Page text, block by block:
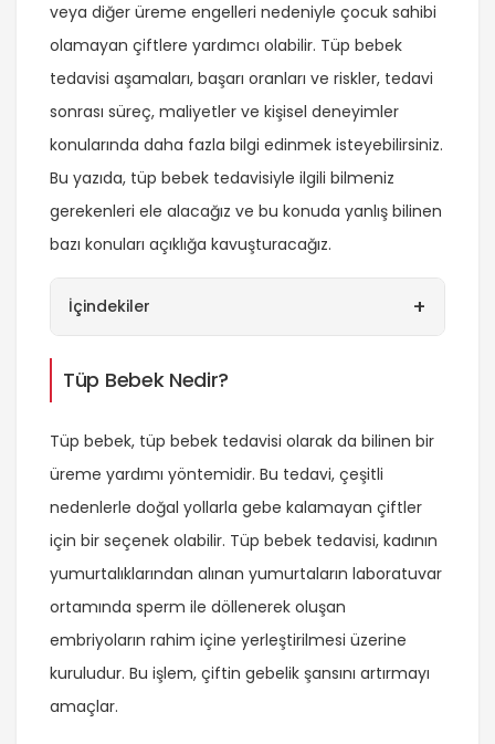
veya diğer üreme engelleri nedeniyle çocuk sahibi
olamayan çiftlere yardımcı olabilir. Tüp bebek
tedavisi aşamaları, başarı oranları ve riskler, tedavi
sonrası süreç, maliyetler ve kişisel deneyimler
konularında daha fazla bilgi edinmek isteyebilirsiniz.
Bu yazıda, tüp bebek tedavisiyle ilgili bilmeniz
gerekenleri ele alacağız ve bu konuda yanlış bilinen
bazı konuları açıklığa kavuşturacağız.
İçindekiler +
Tüp Bebek Nedir?
Tüp bebek, tüp bebek tedavisi olarak da bilinen bir
üreme yardımı yöntemidir. Bu tedavi, çeşitli
nedenlerle doğal yollarla gebe kalamayan çiftler
için bir seçenek olabilir. Tüp bebek tedavisi, kadının
yumurtalıklarından alınan yumurtaların laboratuvar
ortamında sperm ile döllenerek oluşan
embriyoların rahim içine yerleştirilmesi üzerine
kuruludur. Bu işlem, çiftin gebelik şansını artırmayı
amaçlar.